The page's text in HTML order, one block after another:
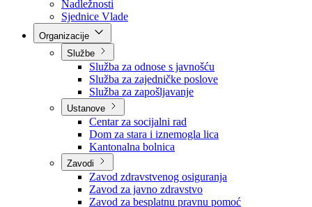
Ministarstvo za boračka pitanja
Ministarstvo za finansije
Ured Vlade i Premijera
Nadležnosti
Sjednice Vlade
Službe
Služba za odnose s javnošću
Služba za zajedničke poslove
Služba za zapošljavanje
Ustanove
Centar za socijalni rad
Dom za stara i iznemogla lica
Kantonalna bolnica
Zavodi